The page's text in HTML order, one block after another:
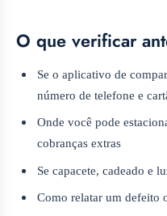
O que verificar
Se o aplicativo de
número de telefone e
Onde você pode
cobranças extras
Se capacete, cadeado e
Como relatar um defeito